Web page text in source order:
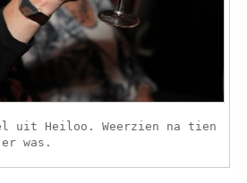
uit Heiloo. Weerzien na tien
was.